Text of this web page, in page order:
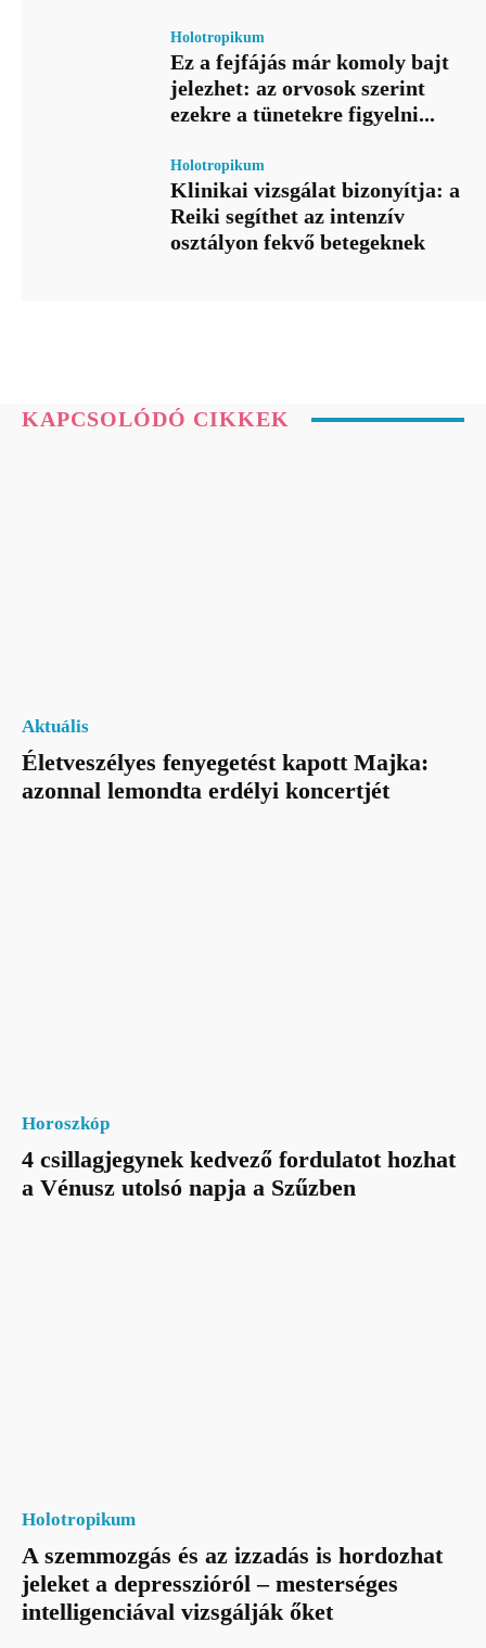
Holotropikum
Ez a fejfájás már komoly bajt
jelezhet: az orvosok szerint
ezekre a tünetekre figyelni...
Holotropikum
Klinikai vizsgálat bizonyítja: a
Reiki segíthet az intenzív
osztályon fekvő betegeknek
KAPCSOLÓDÓ CIKKEK
Aktuális
Életveszélyes fenyegetést kapott Majka:
azonnal lemondta erdélyi koncertjét
Horoszkóp
4 csillagjegynek kedvező fordulatot hozhat
a Vénusz utolsó napja a Szűzben
Holotropikum
A szemmozgás és az izzadás is hordozhat
jeleket a depresszióról – mesterséges
intelligenciával vizsgálják őket